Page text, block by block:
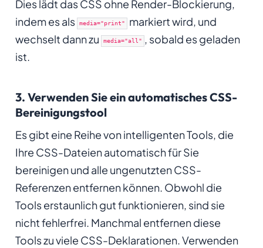
Dies lädt das CSS ohne Render-Blockierung,
indem es als media="print" markiert wird, und
wechselt dann zu
media="all" , sobald es geladen
ist.
3. Verwenden Sie ein automatisches CSS-
Bereinigungstool
Es gibt eine Reihe von intelligenten Tools, die
Ihre CSS-Dateien automatisch für Sie
bereinigen und alle ungenutzten CSS-
Referenzen entfernen können. Obwohl die
Tools erstaunlich gut funktionieren, sind sie
nicht fehlerfrei. Manchmal entfernen diese
Tools zu viele CSS-Deklarationen. Verwenden